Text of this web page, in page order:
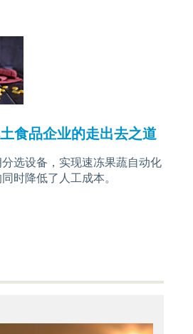
食品企业的走出去之道
选设备，实现速冻果蔬自动化
时降低了人工成本。